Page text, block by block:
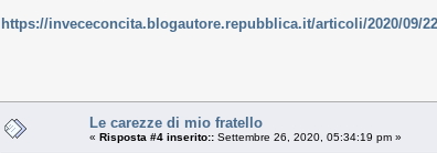
https://invececoncita.blogautore.repubblica.it/articoli/2020/09/
Le carezze di mio fratello
« Risposta #4 inserito:: Settembre 26, 2020, 05:34:19 pm »